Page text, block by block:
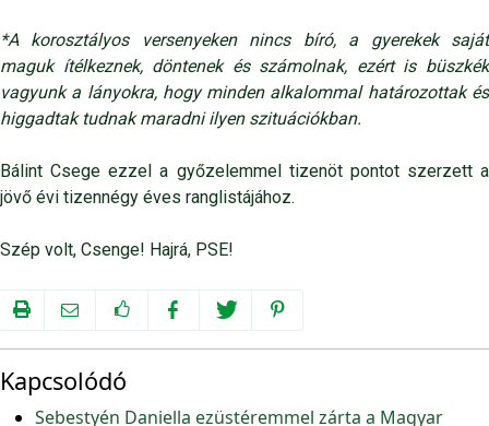
*A korosztályos versenyeken nincs bíró, a gyerekek saját
maguk ítélkeznek, döntenek és számolnak, ezért is büszkék
vagyunk a lányokra, hogy minden alkalommal határozottak és
higgadtak tudnak maradni ilyen szituációkban.
Bálint Csege ezzel a győzelemmel tizenöt pontot szerzett a
jövő évi tizennégy éves ranglistájához.
Szép volt, Csenge! Hajrá, PSE!
Kapcsolódó
Sebestyén Daniella ezüstéremmel zárta a Magyar